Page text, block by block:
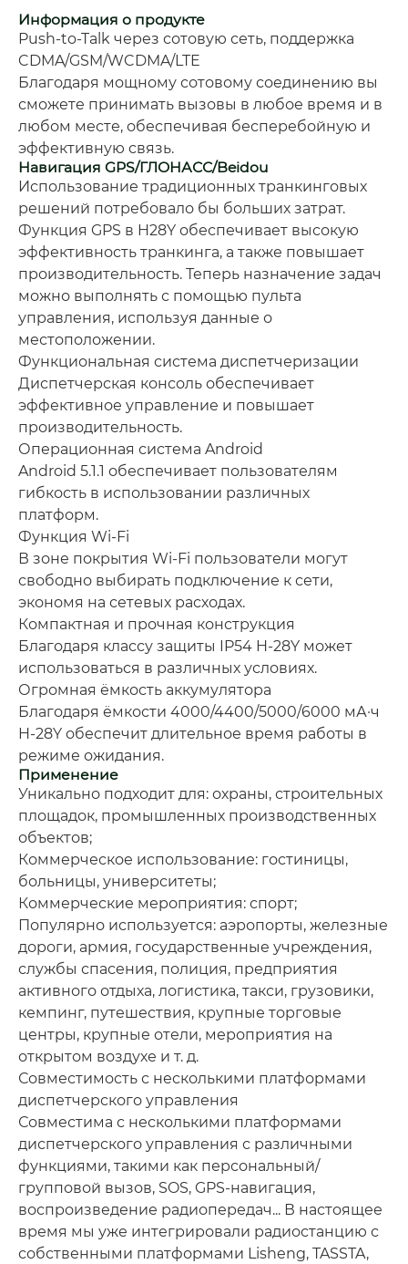
Информация о продукте
Push-to-Talk через сотовую сеть, поддержка
CDMA/GSM/WCDMA/LTE
Благодаря мощному сотовому соединению вы
сможете принимать вызовы в любое время и в
любом месте, обеспечивая бесперебойную и
эффективную связь.
Навигация GPS/ГЛОНАСС/Beidou
Использование традиционных транкинговых
решений потребовало бы больших затрат.
Функция GPS в H28Y обеспечивает высокую
эффективность транкинга, а также повышает
производительность. Теперь назначение задач
можно выполнять с помощью пульта
управления, используя данные о
местоположении.
Функциональная система диспетчеризации
Диспетчерская консоль обеспечивает
эффективное управление и повышает
производительность.
Операционная система Android
Android 5.1.1 обеспечивает пользователям
гибкость в использовании различных
платформ.
Функция Wi-Fi
В зоне покрытия Wi-Fi пользователи могут
свободно выбирать подключение к сети,
экономя на сетевых расходах.
Компактная и прочная конструкция
Благодаря классу защиты IP54 H-28Y может
использоваться в различных условиях.
Огромная ёмкость аккумулятора
Благодаря ёмкости 4000/4400/5000/6000 мА·ч
H-28Y обеспечит длительное время работы в
режиме ожидания.
Применение
Уникально подходит для: охраны, строительных
площадок, промышленных производственных
объектов;
Коммерческое использование: гостиницы,
больницы, университеты;
Коммерческие мероприятия: спорт;
Популярно используется: аэропорты, железные
дороги, армия, государственные учреждения,
службы спасения, полиция, предприятия
активного отдыха, логистика, такси, грузовики,
кемпинг, путешествия, крупные торговые
центры, крупные отели, мероприятия на
открытом воздухе и т. д.
Совместимость с несколькими платформами
диспетчерского управления
Совместима с несколькими платформами
диспетчерского управления с различными
функциями, такими как персональный/
групповой вызов, SOS, GPS-навигация,
воспроизведение радиопередач... В настоящее
время мы уже интегрировали радиостанцию с
собственными платформами Lisheng, TASSTA,